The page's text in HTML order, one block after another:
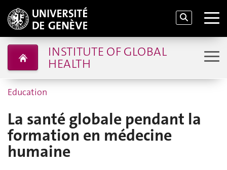
INSTITUTE OF GLOBAL
HEALTH
Education
La santé globale pendant la
formation en médecine
humaine